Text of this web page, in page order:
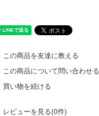
この商品を友達に教える
この商品について問い合わせる
買い物を続ける
レビューを見る(0件)